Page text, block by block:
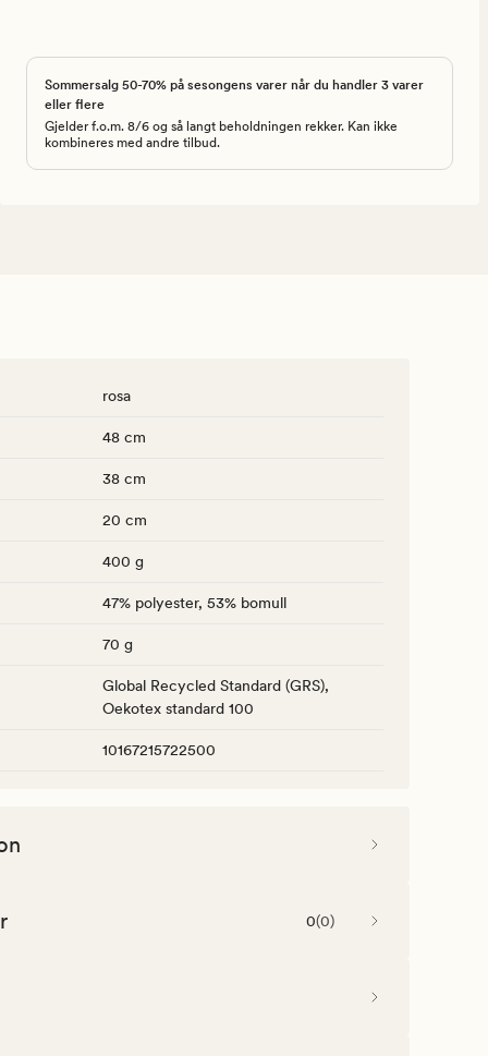
Sommersalg 50-70% på sesongens varer når du handler 3 varer
eller flere
Gjelder f.o.m. 8/6 og så langt beholdningen rekker. Kan ikke
kombineres med andre tilbud.
rosa
48 cm
38 cm
20 cm
400 g
47% polyester, 53% bomull
70 g
Global Recycled Standard (GRS),
Oekotex standard 100
10167215722500
0(0)